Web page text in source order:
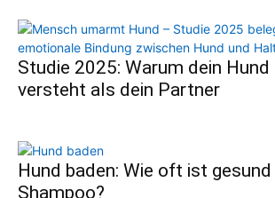
Studie 2025: Warum dein
versteht als dein Partner
Hund baden: Wie oft ist
Shampoo?